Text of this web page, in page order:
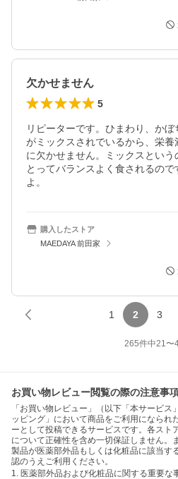
欠かせません
5
リピーターです。ひまわり、か
がミックスされでいるから、栄養
に欠かせません。ミックスとい
とってバランスよく食されるの
購入したストア
MAEDAYA 前田家
1 2 3
265件中21〜
お買い物レビュー閲覧の際の注意事
「お買い物レビュー」（以下「本サービ
ッピング」において商品をご利用になられ
ーとして投稿できるサービスです。各スト
について正確性を含め一切保証しません。
製品が医薬部外品もしくは化粧品に該当す
認のうえご利用ください。
1. 医薬部外品および化粧品に関する重要な